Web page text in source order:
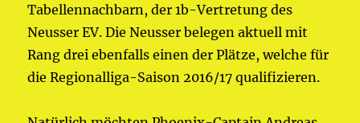
Tabellennachbarn, der 1b-Vertretung des
Neusser EV. Die Neusser belegen aktuell mit
Rang drei ebenfalls einen der Plätze, welche für
die Regionalliga-Saison 2016/17 qualifizieren.